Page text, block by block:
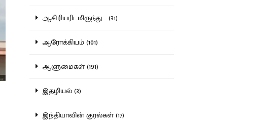
ஆசிரியரிடமிருந்து... (31)
ஆரோக்கியம் (101)
ஆளுமைகள் (191)
இதழியல் (3)
இந்தியாவின் குரல்கள் (17)